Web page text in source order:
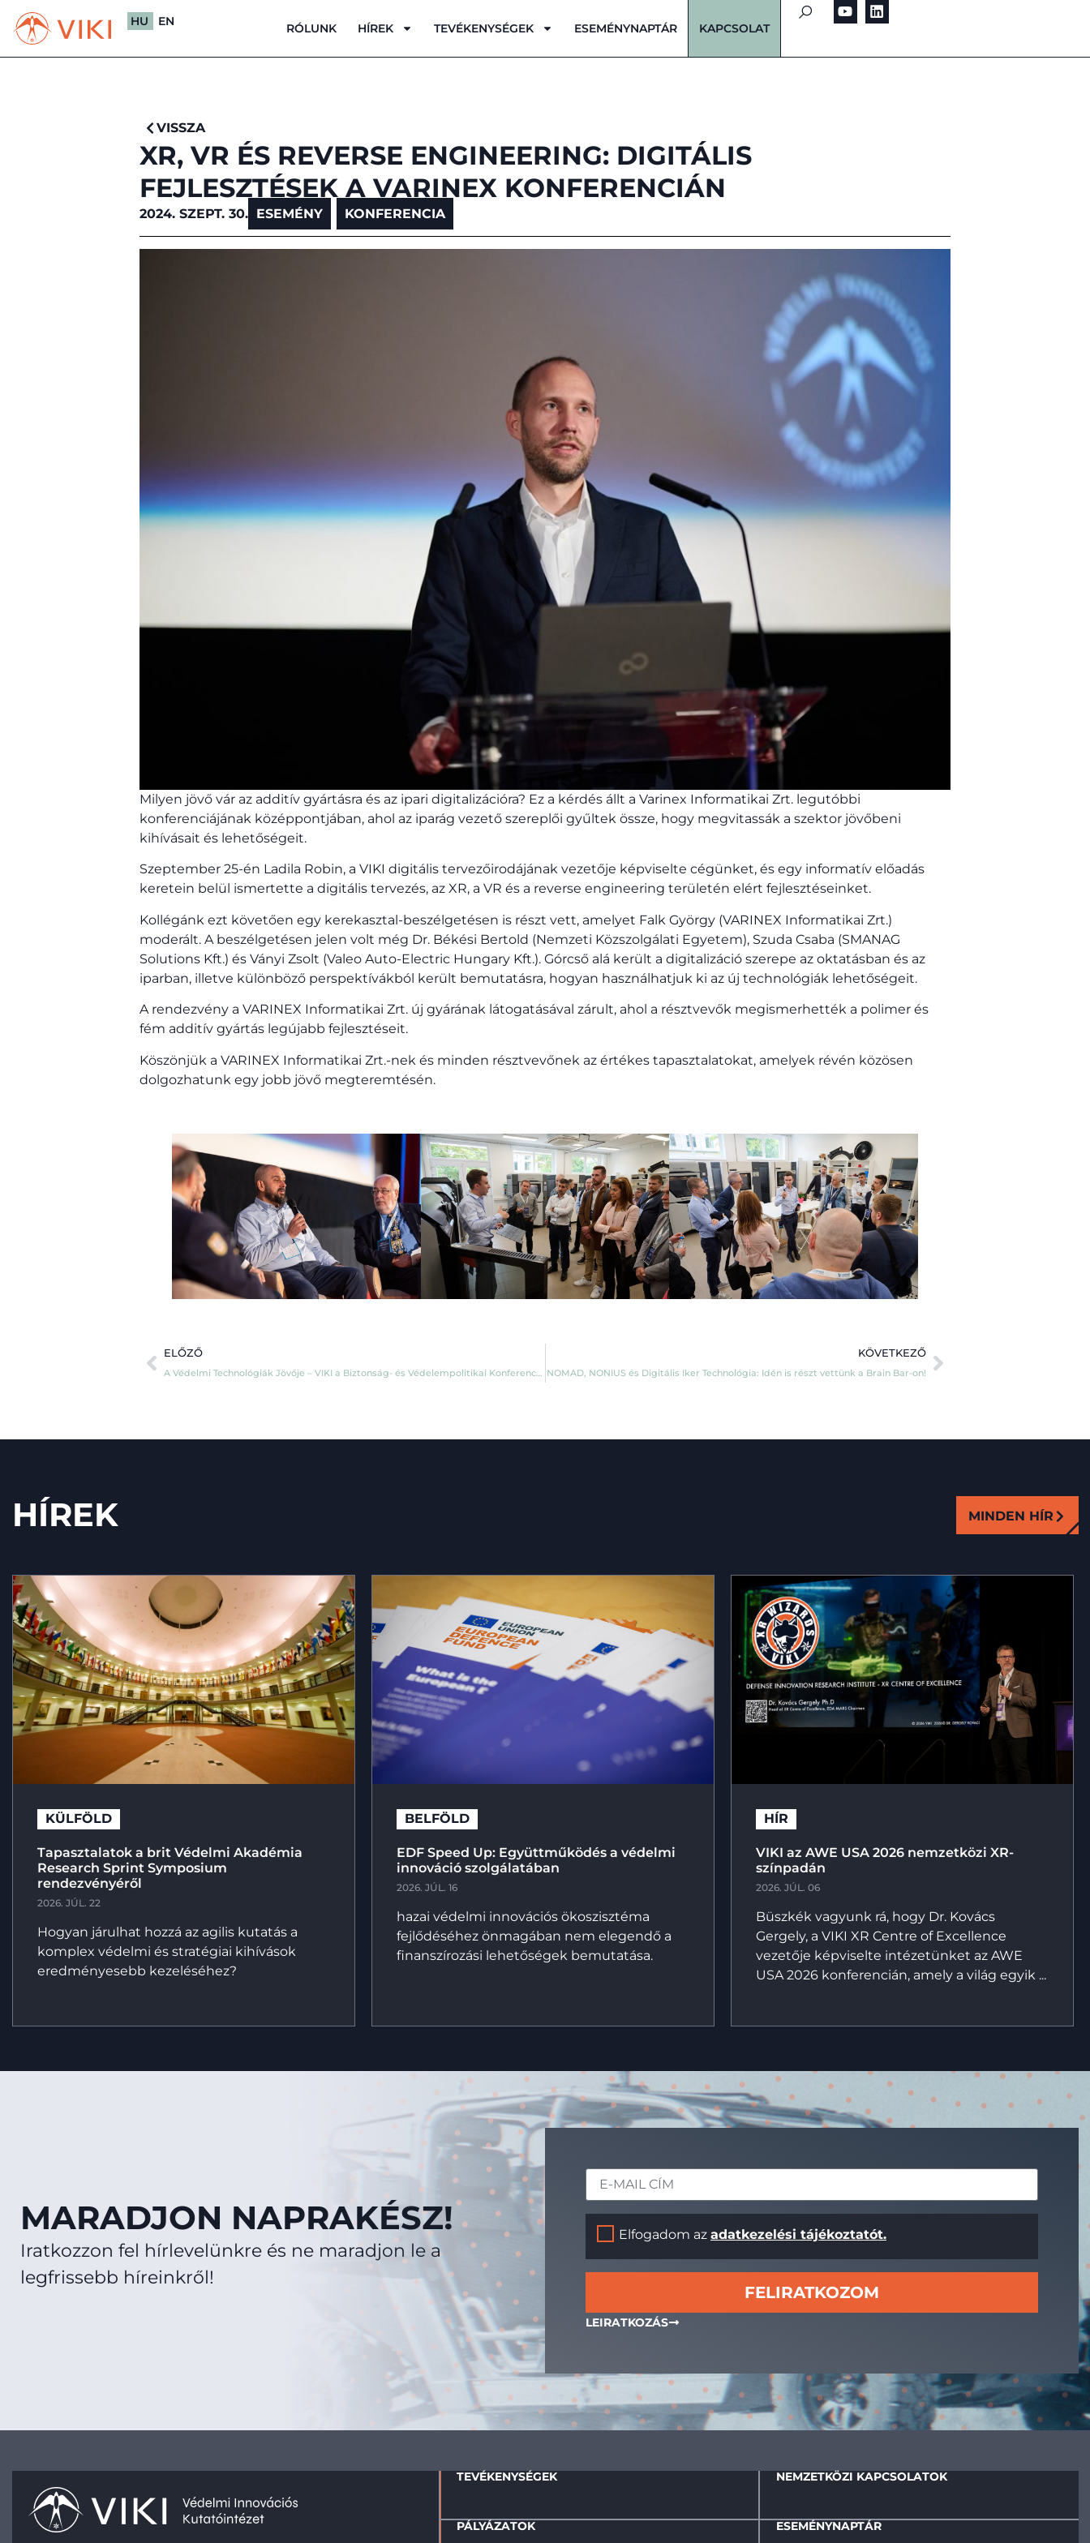
HU EN RÓLUNK HÍREK TEVÉKENYSÉGEK ESEMÉNYNAPTÁR KAPCSOLAT
VISSZA
XR, VR ÉS REVERSE ENGINEERING: DIGITÁLIS
FEJLESZTÉSEK A VARINEX KONFERENCIÁN
2024. SZEPT. 30. ESEMÉNY KONFERENCIA
Milyen jövő vár az additív gyártásra és az ipari digitalizációra? Ez a kérdés állt a Varinex Informatikai Zrt. legutóbbi
konferenciájának középpontjában, ahol az iparág vezető szereplői gyűltek össze, hogy megvitassák a szektor jövőbeni
kihívásait és lehetőségeit.
Szeptember 25-én Ladila Robin, a VIKI digitális tervezőirodájának vezetője képviselte cégünket, és egy informatív előadás
keretein belül ismertette a digitális tervezés, az XR, a VR és a reverse engineering területén elért fejlesztéseinket.
Kollégánk ezt követően egy kerekasztal-beszélgetésen is részt vett, amelyet Falk György (VARINEX Informatikai Zrt.)
moderált. A beszélgetésen jelen volt még Dr. Békési Bertold (Nemzeti Közszolgálati Egyetem), Szuda Csaba (SMANAG
Solutions Kft.) és Ványi Zsolt (Valeo Auto-Electric Hungary Kft.). Górcső alá került a digitalizáció szerepe az oktatásban és az
iparban, illetve különböző perspektívákból került bemutatásra, hogyan használhatjuk ki az új technológiák lehetőségeit.
A rendezvény a VARINEX Informatikai Zrt. új gyárának látogatásával zárult, ahol a résztvevők megismerhették a polimer és
fém additív gyártás legújabb fejlesztéseit.
Köszönjük a VARINEX Informatikai Zrt.-nek és minden résztvevőnek az értékes tapasztalatokat, amelyek révén közösen
dolgozhatunk egy jobb jövő megteremtésén.
ELŐZŐ
A Védelmi Technológiák Jövője – VIKI a Biztonság- és Védelempolitikai Konferencián
KÖVETKEZŐ
NOMAD, NONIUS és Digitális Iker Technológia: Idén is részt vettünk a Brain Bar-on!
HÍREK MINDEN HÍR
KÜLFÖLD
Tapasztalatok a brit Védelmi Akadémia
Research Sprint Symposium
rendezvényéről
2026. JÚL. 22
Hogyan járulhat hozzá az agilis kutatás a
komplex védelmi és stratégiai kihívások
eredményesebb kezeléséhez?
BELFÖLD
EDF Speed Up: Együttműködés a védelmi
innováció szolgálatában
2026. JÚL. 16
hazai védelmi innovációs ökoszisztéma
fejlődéséhez önmagában nem elegendő a
finanszírozási lehetőségek bemutatása.
HÍR
VIKI az AWE USA 2026 nemzetközi XR-
színpadán
2026. JÚL. 06
Büszkék vagyunk rá, hogy Dr. Kovács
Gergely, a VIKI XR Centre of Excellence
vezetője képviselte intézetünket az AWE
USA 2026 konferencián, amely a világ egyik ...
MARADJON NAPRAKÉSZ!
Iratkozzon fel hírlevelünkre és ne maradjon le a
legfrissebb híreinkről!
Elfogadom az adatkezelési tájékoztatót.
FELIRATKOZOM
LEIRATKOZÁS
TEVÉKENYSÉGEK
PÁLYÁZATOK
NEMZETKÖZI KAPCSOLATOK
ESEMÉNYNAPTÁR